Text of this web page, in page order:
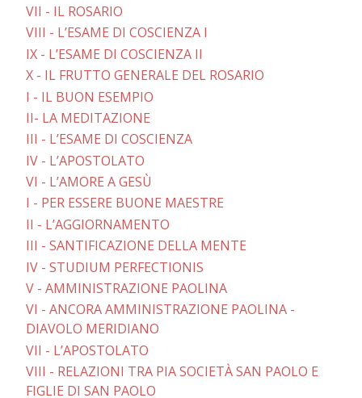
VII - IL ROSARIO
VIII - L’ESAME DI COSCIENZA I
IX - L’ESAME DI COSCIENZA II
X - IL FRUTTO GENERALE DEL ROSARIO
I - IL BUON ESEMPIO
II- LA MEDITAZIONE
III - L’ESAME DI COSCIENZA
IV - L’APOSTOLATO
VI - L’AMORE A GESÙ
I - PER ESSERE BUONE MAESTRE
II - L’AGGIORNAMENTO
III - SANTIFICAZIONE DELLA MENTE
IV - STUDIUM PERFECTIONIS
V - AMMINISTRAZIONE PAOLINA
VI - ANCORA AMMINISTRAZIONE PAOLINA -
DIAVOLO MERIDIANO
VII - L’APOSTOLATO
VIII - RELAZIONI TRA PIA SOCIETÀ SAN PAOLO E
FIGLIE DI SAN PAOLO